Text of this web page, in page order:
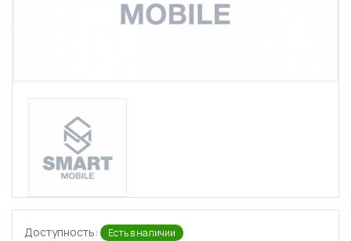
Доступность: Есть в наличии